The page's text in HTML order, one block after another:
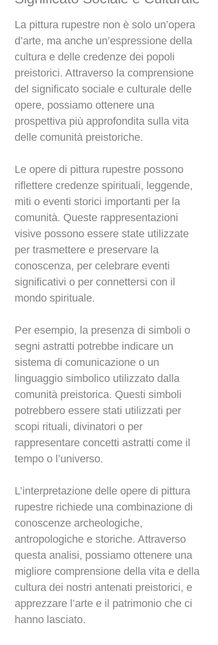
La pittura rupestre non è solo un’opera
d’arte, ma anche un’espressione della
cultura e delle credenze dei popoli
preistorici. Attraverso la comprensione
del significato sociale e culturale delle
opere, possiamo ottenere una
prospettiva più approfondita sulla vita
delle comunità preistoriche.
Le opere di pittura rupestre possono
riflettere credenze spirituali, leggende,
miti o eventi storici importanti per la
comunità. Queste rappresentazioni
visive possono essere state utilizzate
per trasmettere e preservare la
conoscenza, per celebrare eventi
significativi o per connettersi con il
mondo spirituale.
Per esempio, la presenza di simboli o
segni astratti potrebbe indicare un
sistema di comunicazione o un
linguaggio simbolico utilizzato dalla
comunità preistorica. Questi simboli
potrebbero essere stati utilizzati per
scopi rituali, divinatori o per
rappresentare concetti astratti come il
tempo o l’universo.
L’interpretazione delle opere di pittura
rupestre richiede una combinazione di
conoscenze archeologiche,
antropologiche e storiche. Attraverso
questa analisi, possiamo ottenere una
migliore comprensione della vita e della
cultura dei nostri antenati preistorici, e
apprezzare l’arte e il patrimonio che ci
hanno lasciato.